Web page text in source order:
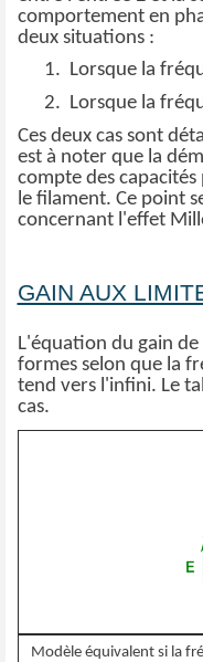
comportement en
deux situations :
1. Lorsque la
2. Lorsque la
Ces deux cas sont
est à noter que la
compte des
le filament. Ce point
concernant l'effet
GAIN AUX
L'équation du gain
formes selon que la
tend vers l'infini. Le
cas.
Modèle équivalent si la